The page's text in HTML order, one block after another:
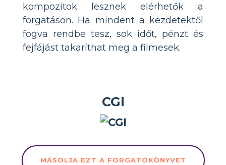
kompozitok lesznek elérhetők a
forgatáson. Ha mindent a kezdetektől
fogva rendbe tesz, sok időt, pénzt és
fejfájást takaríthat meg a filmesek.
CGI
MÁSOLJA EZT A FORGATÓKÖNYVET